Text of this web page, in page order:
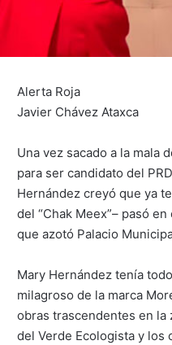
Alerta Roja
Javier Chávez Ataxca
Una vez sacado a la mala
para ser candidato del
Hernández creyó que ya
del “Chak Meex”– pasó
que azotó Palacio
Mary Hernández tenía
milagroso de la marca
obras trascendentes en la
del Verde Ecologista y los